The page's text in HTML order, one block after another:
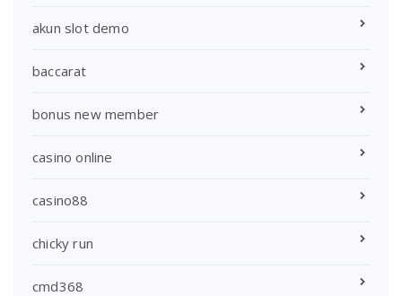
akun slot demo
baccarat
bonus new member
casino online
casino88
chicky run
cmd368